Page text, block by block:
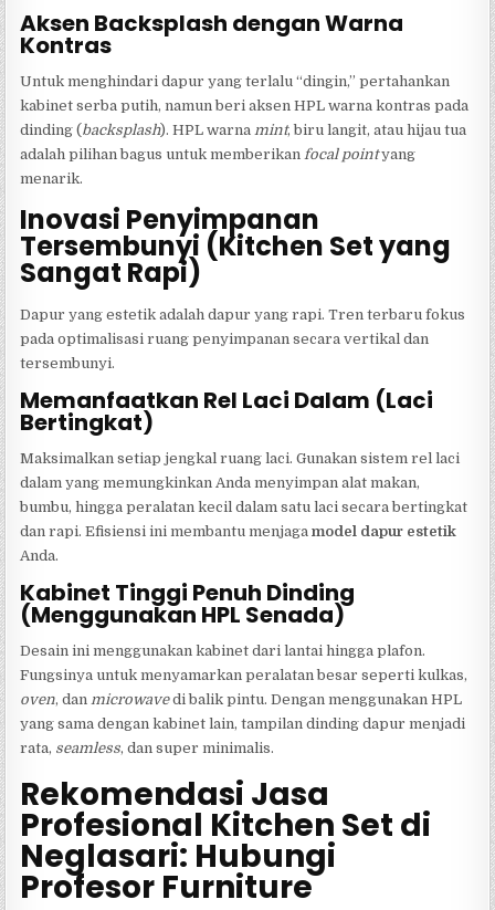
Aksen Backsplash dengan Warna
Kontras
Untuk menghindari dapur yang terlalu “dingin,” pertahankan
kabinet serba putih, namun beri aksen HPL warna kontras pada
dinding (backsplash). HPL warna mint, biru langit, atau hijau tua
adalah pilihan bagus untuk memberikan focal pointyang
menarik.
Inovasi Penyimpanan
Tersembunyi (Kitchen Set yang
Sangat Rapi)
Dapur yang estetik adalah dapur yang rapi. Tren terbaru fokus
pada optimalisasi ruang penyimpanan secara vertikal dan
tersembunyi.
Memanfaatkan Rel Laci Dalam (Laci
Bertingkat)
Maksimalkan setiap jengkal ruang laci. Gunakan sistem rel laci
dalam yang memungkinkan Anda menyimpan alat makan,
bumbu, hingga peralatan kecil dalam satu laci secara bertingkat
dan rapi. Efisiensi ini membantu menjagamodel dapur estetik
Anda.
Kabinet Tinggi Penuh Dinding
(Menggunakan HPL Senada)
Desain ini menggunakan kabinet dari lantai hingga plafon.
Fungsinya untuk menyamarkan peralatan besar seperti kulkas,
oven, dan microwavedi balik pintu. Dengan menggunakan HPL
yang sama dengan kabinet lain, tampilan dinding dapur menjadi
rata, seamless, dan super minimalis.
Rekomendasi Jasa
Profesional Kitchen Set di
Neglasari: Hubungi
Profesor Furniture